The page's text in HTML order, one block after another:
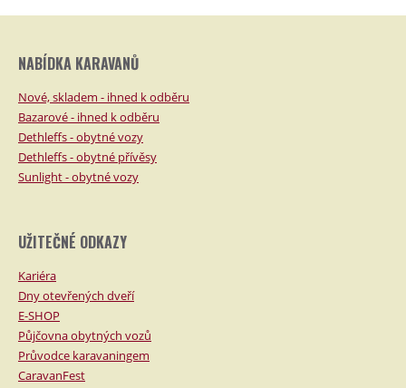
NABÍDKA KARAVANŮ
Nové, skladem - ihned k odběru
Bazarové - ihned k odběru
Dethleffs - obytné vozy
Dethleffs - obytné přívěsy
Sunlight - obytné vozy
UŽITEČNÉ ODKAZY
Kariéra
Dny otevřených dveří
E-SHOP
Půjčovna obytných vozů
Průvodce karavaningem
CaravanFest